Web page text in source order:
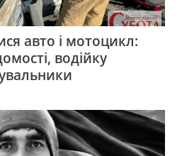
авто і мотоцикл:
водійку